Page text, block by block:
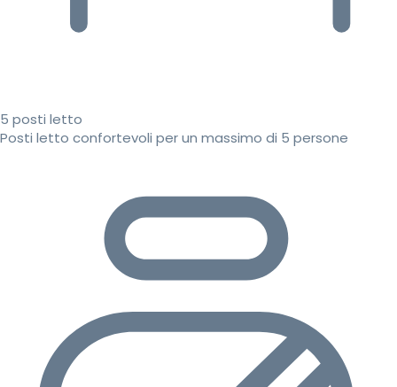
5 posti letto
Posti letto confortevoli per un massimo di 5 persone